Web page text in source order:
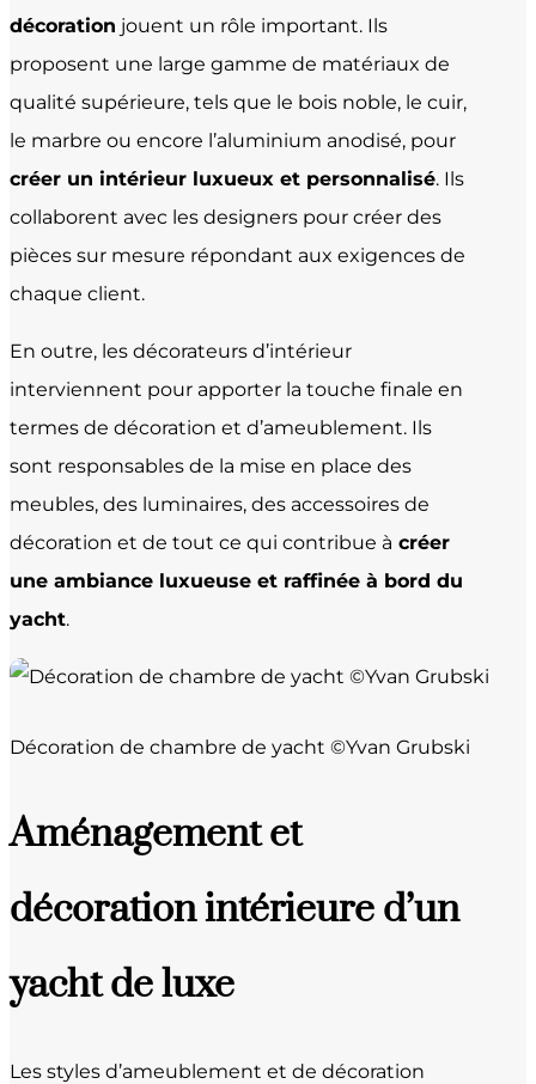
décoration jouent un rôle important. Ils
proposent une large gamme de matériaux de
qualité supérieure, tels que le bois noble, le cuir,
le marbre ou encore l’aluminium anodisé, pour
créer un intérieur luxueux et personnalisé. Ils
collaborent avec les designers pour créer des
pièces sur mesure répondant aux exigences de
chaque client.
En outre, les décorateurs d’intérieur
interviennent pour apporter la touche finale en
termes de décoration et d’ameublement. Ils
sont responsables de la mise en place des
meubles, des luminaires, des accessoires de
décoration et de tout ce qui contribue à créer
une ambiance luxueuse et raffinée à bord du
yacht.
Décoration de chambre de yacht ©Yvan Grubski
Aménagement et
décoration intérieure d’un
yacht de luxe
Les styles d’ameublement et de décoration